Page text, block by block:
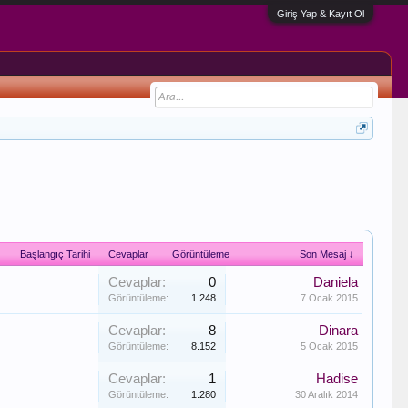
Giriş Yap & Kayıt Ol
Başlangıç Tarihi Cevaplar Görüntüleme Son Mesaj ↓
Cevaplar: 0
Görüntüleme: 1.248
Daniela
7 Ocak 2015
Cevaplar: 8
Görüntüleme: 8.152
Dinara
5 Ocak 2015
Cevaplar: 1
Görüntüleme: 1.280
Hadise
30 Aralık 2014